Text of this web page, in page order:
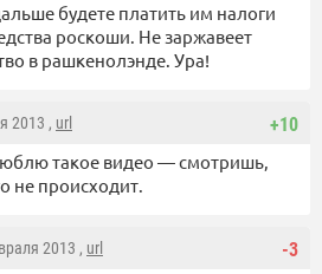
будете платить им налоги
роскоши. Не заржавеет
в рашкенолэнде. Ура!
+10
2013 , url
такое видео — смотришь,
не происходит.
-3
2013 , url